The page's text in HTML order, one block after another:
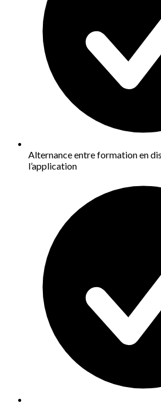
Alternance entre formation en
l’application